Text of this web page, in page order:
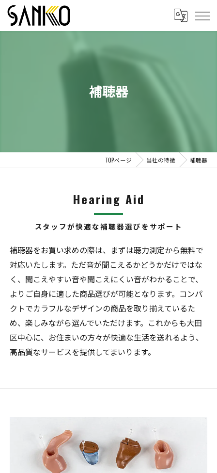
補聴器
TOPページ 当社の特徴 補聴器
スタッフが快適な補聴器選びをサポート
Hearing Aid
補聴器をお買い求めの際は、まずは聴力測定から無料で
対応いたします。ただ音が聞こえるかどうかだけではな
く、聞こえやすい音や聞こえにくい音がわかることで、
よりご自身に適した商品選びが可能となります。コンパ
クトでカラフルなデザインの商品を取り揃えているた
め、楽しみながら選んでいただけます。これからも大田
区中心に、お住まいの方々が快適な生活を送れるよう、
高品質なサービスを提供してまいります。